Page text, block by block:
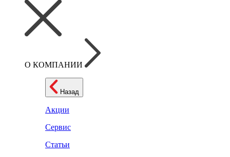
О КОМПАНИИ
Назад
Акции
Сервис
Статьи